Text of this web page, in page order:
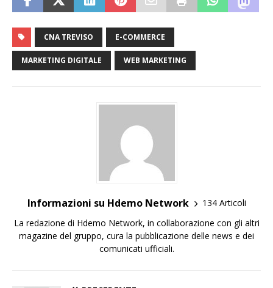
CNA TREVISO E-COMMERCE
MARKETING DIGITALE WEB MARKETING
Informazioni su Hdemo Network
134 Articoli
La redazione di Hdemo Network, in collaborazione con gli altri
magazine del gruppo, cura la pubblicazione delle news e dei
comunicati ufficiali.